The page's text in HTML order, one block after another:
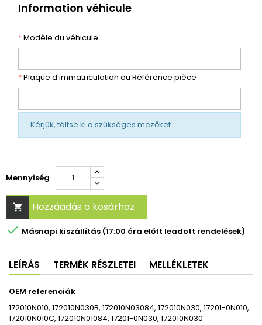
Information véhicule
*Modèle du véhicule
*Plaque d'immatriculation ou Référence pièce
Kérjük, töltse ki a szükséges mezőket.
Mennyiség
 Hozzáadás a kosárhoz
 Másnapi kiszállítás (17:00 óra előtt leadott rendelések)
LEÍRÁS TERMÉK RÉSZLETEI MELLÉKLETEK
OEM referenciák
172010N010, 172010N030B, 172010N03084, 172010N030, 17201-0N010,
172010N010C, 172010N01084, 17201-0N030, 172010N030